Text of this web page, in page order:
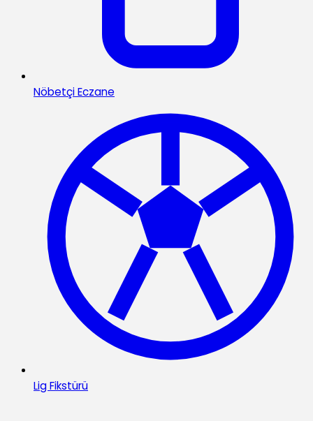
Nöbetçi Eczane
Lig Fikstürü